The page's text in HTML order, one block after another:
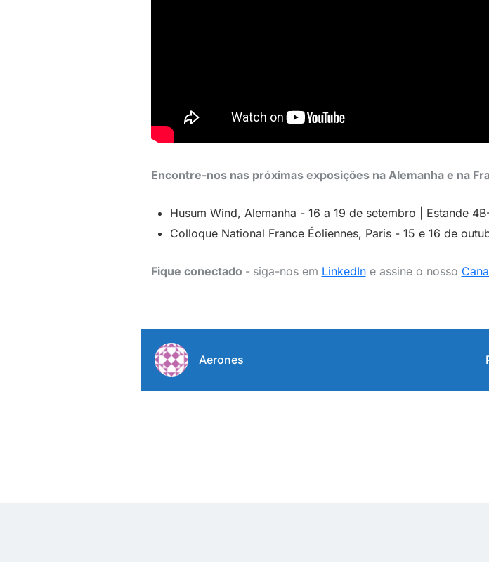
Encontre-nos nas próximas exposições na Alemanha e na
Husum Wind, Alemanha - 16 a 19 de setembro | Estande
Colloque National France Éoliennes, Paris - 15 e 16 de
Fique conectado - siga-nos em LinkedIne assine o nosso
Aerones